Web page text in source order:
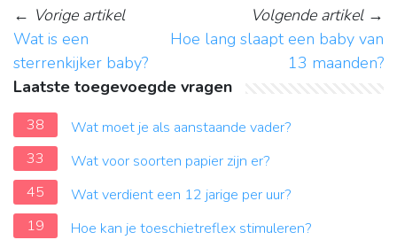
← Vorige artikel
Wat is een
sterrenkijker baby?
Volgende artikel→
Hoe lang slaapt een baby van
13 maanden?
Laatste toegevoegde vragen
38
Wat moet je als aanstaande vader?
33
Wat voor soorten papier zijn er?
45
Wat verdient een 12 jarige per uur?
19
Hoe kan je toeschietreflex stimuleren?